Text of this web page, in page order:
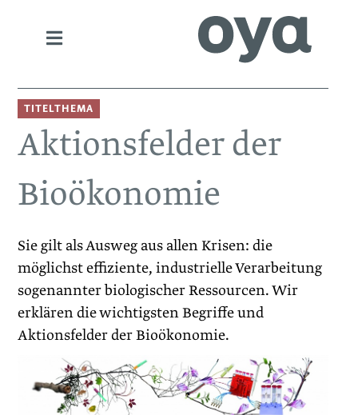
TITELTHEMA
Aktionsfelder der
Bioökonomie
Sie gilt als Ausweg aus allen Krisen: die
möglichst effiziente, industrielle Verarbeitung
sogenannter biologischer Ressourcen. Wir
erklären die wichtigsten Begriffe und
Aktionsfelder der Bioökonomie.